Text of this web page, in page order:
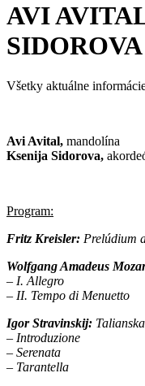
AVI
SIDOROVA
Všetky aktuálne
Avi Avital, mandolína
Ksenija Sidorova,
Program:
Fritz Kreisler: Prelúdium
Wolfgang Amadeus
– I. Allegro
– II. Tempo di Menuetto
Igor Stravinskij:
– Introduzione
– Serenata
– Tarantella